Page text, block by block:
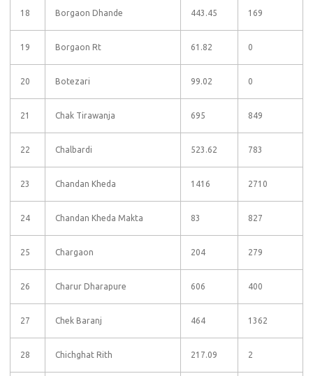
18 Borgaon Dhande 443.45 169
19 Borgaon Rt 61.82 0
20 Botezari 99.02 0
21 Chak Tirawanja 695 849
22 Chalbardi 523.62 783
23 Chandan Kheda 1416 2710
24 Chandan Kheda Makta 83 827
25 Chargaon 204 279
26 Charur Dharapure 606 400
27 Chek Baranj 464 1362
28 Chichghat Rith 217.09 2